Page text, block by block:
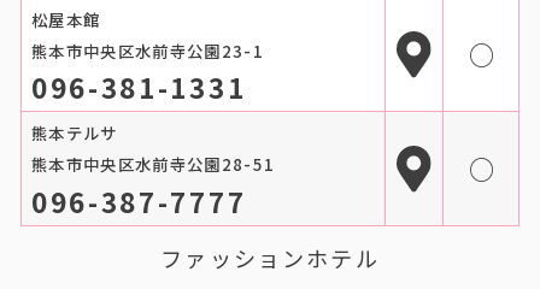
松屋本館
熊本市中央区水前寺公園23-1
096-381-1331
○
熊本テルサ
熊本市中央区水前寺公園28-51
096-387-7777
○
ファッションホテル